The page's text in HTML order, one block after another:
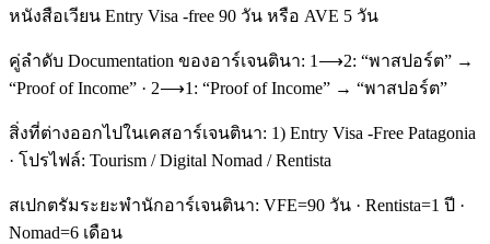
หนังสือเวียน Entry Visa -free 90 วัน หรือ AVE 5 วัน
คู่ลำดับ Documentation ของอาร์เจนตินา: 1⟶2: “พาสปอร์ต” →
“Proof of Income” · 2⟶1: “Proof of Income” → “พาสปอร์ต”
สิ่งที่ต่างออกไปในเคสอาร์เจนตินา: 1) Entry Visa -Free Patagonia
· โปรไฟล์: Tourism / Digital Nomad / Rentista
สเปกตรัมระยะพำนักอาร์เจนตินา: VFE=90 วัน · Rentista=1 ปี ·
Nomad=6 เดือน